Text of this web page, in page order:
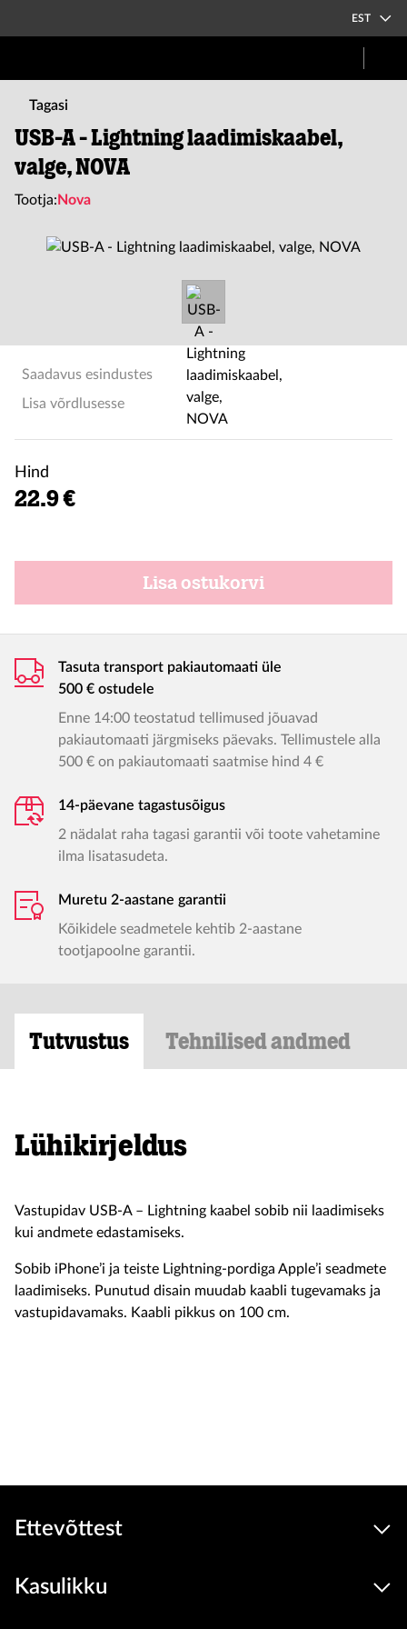
EST
Tagasi
USB-A - Lightning laadimiskaabel,
valge, NOVA
Tootja: Nova
Saadavus esindustes
Lisa võrdlusesse
Hind
22.9 €
Lisa ostukorvi
Tasuta transport pakiautomaati üle
500 € ostudele
Enne 14:00 teostatud tellimused jõuavad
pakiautomaati järgmiseks päevaks. Tellimustele alla
500 € on pakiautomaati saatmise hind 4 €
14-päevane tagastusõigus
2 nädalat raha tagasi garantii või toote vahetamine
ilma lisatasudeta.
Muretu 2-aastane garantii
Kõikidele seadmetele kehtib 2-aastane
tootjapoolne garantii.
Tutvustus Tehnilised andmed
Lühikirjeldus
Vastupidav USB-A – Lightning kaabel sobib nii laadimiseks
kui andmete edastamiseks.
Sobib iPhone’i ja teiste Lightning-pordiga Apple’i seadmete
laadimiseks. Punutud disain muudab kaabli tugevamaks ja
vastupidavamaks. Kaabli pikkus on 100 cm.
Ettevõttest
Kasulikku